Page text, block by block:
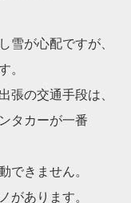
雪が心配ですが、
。
張の交通手段は、
タカーが一番
できません。
があります。